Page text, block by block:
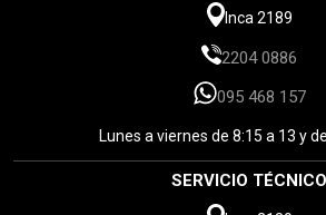
Inca 2189
2204 0886
095 468 157
Lunes a viernes de 8:15 a 13 y
SERVICIO TÉCNICO